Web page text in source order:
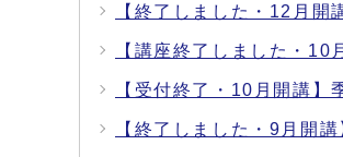
【終了しました・12月
【講座終了しました・
【受付終了・10月開講
【終了しました・9月開